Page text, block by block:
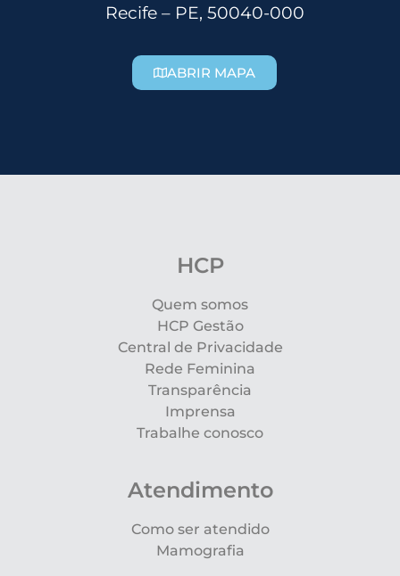
Recife – PE, 50040-000
ABRIR MAPA
HCP
Quem somos
HCP Gestão
Central de Privacidade
Rede Feminina
Transparência
Imprensa
Trabalhe conosco
Atendimento
Como ser atendido
Mamografia